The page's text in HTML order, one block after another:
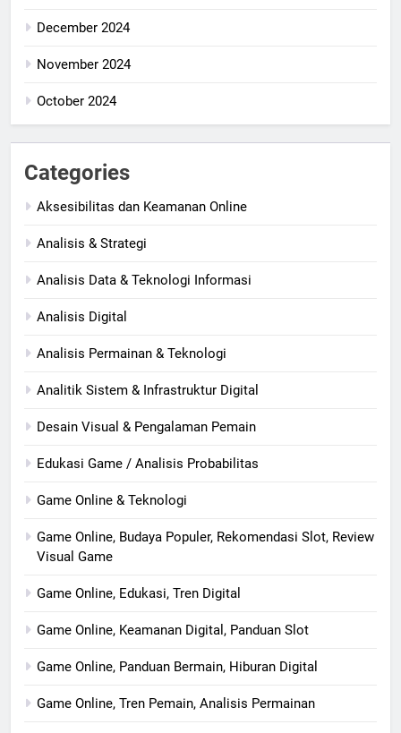
December 2024
November 2024
October 2024
Categories
Aksesibilitas dan Keamanan Online
Analisis & Strategi
Analisis Data & Teknologi Informasi
Analisis Digital
Analisis Permainan & Teknologi
Analitik Sistem & Infrastruktur Digital
Desain Visual & Pengalaman Pemain
Edukasi Game / Analisis Probabilitas
Game Online & Teknologi
Game Online, Budaya Populer, Rekomendasi Slot, Review
Visual Game
Game Online, Edukasi, Tren Digital
Game Online, Keamanan Digital, Panduan Slot
Game Online, Panduan Bermain, Hiburan Digital
Game Online, Tren Pemain, Analisis Permainan